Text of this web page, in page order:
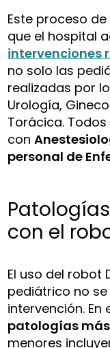
Este proceso
que el hospital
intervenciones
no solo las
realizadas por
Urología,
Torácica.
con
personal de
con el
El uso del robot
pediátrico no
intervención. En
patologías
menores